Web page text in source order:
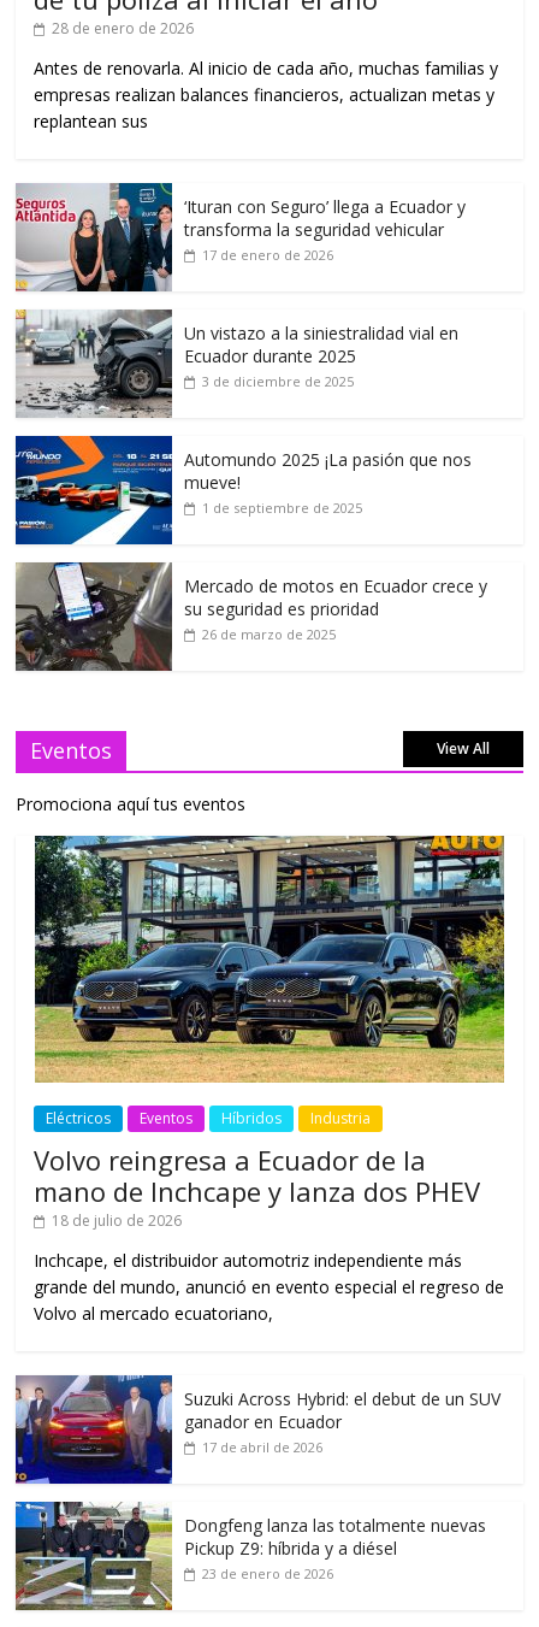
28 de enero de 2026
Antes de renovarla. Al inicio de cada año, muchas familias y
empresas realizan balances financieros, actualizan metas y
replantean sus
‘Ituran con Seguro’ llega a Ecuador y
transforma la seguridad vehicular
17 de enero de 2026
Un vistazo a la siniestralidad vial en
Ecuador durante 2025
3 de diciembre de 2025
Automundo 2025 ¡La pasión que nos
mueve!
1 de septiembre de 2025
Mercado de motos en Ecuador crece y
su seguridad es prioridad
26 de marzo de 2025
Eventos View All
Promociona aquí tus eventos
Eléctricos Eventos Híbridos Industria
Volvo reingresa a Ecuador de la
mano de Inchcape y lanza dos PHEV
18 de julio de 2026
Inchcape, el distribuidor automotriz independiente más
grande del mundo, anunció en evento especial el regreso de
Volvo al mercado ecuatoriano,
Suzuki Across Hybrid: el debut de un SUV
ganador en Ecuador
17 de abril de 2026
Dongfeng lanza las totalmente nuevas
Pickup Z9: híbrida y a diésel
23 de enero de 2026